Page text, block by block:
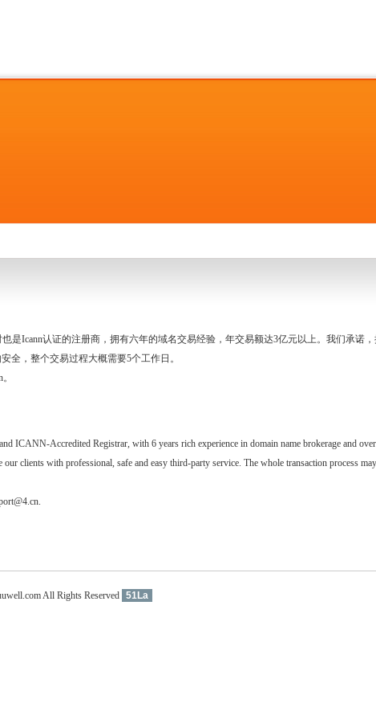
是Icann认证的注册商，拥有六年的域名交易经验，年交易额达3亿元以上。我们承诺
全，整个交易过程大概需要5个工作日。
ICANN-Accredited Registrar, with 6 years rich experience in domain name brokerage and
clients with professional, safe and easy third-party service. The whole transaction process
All Rights Reserved 51La